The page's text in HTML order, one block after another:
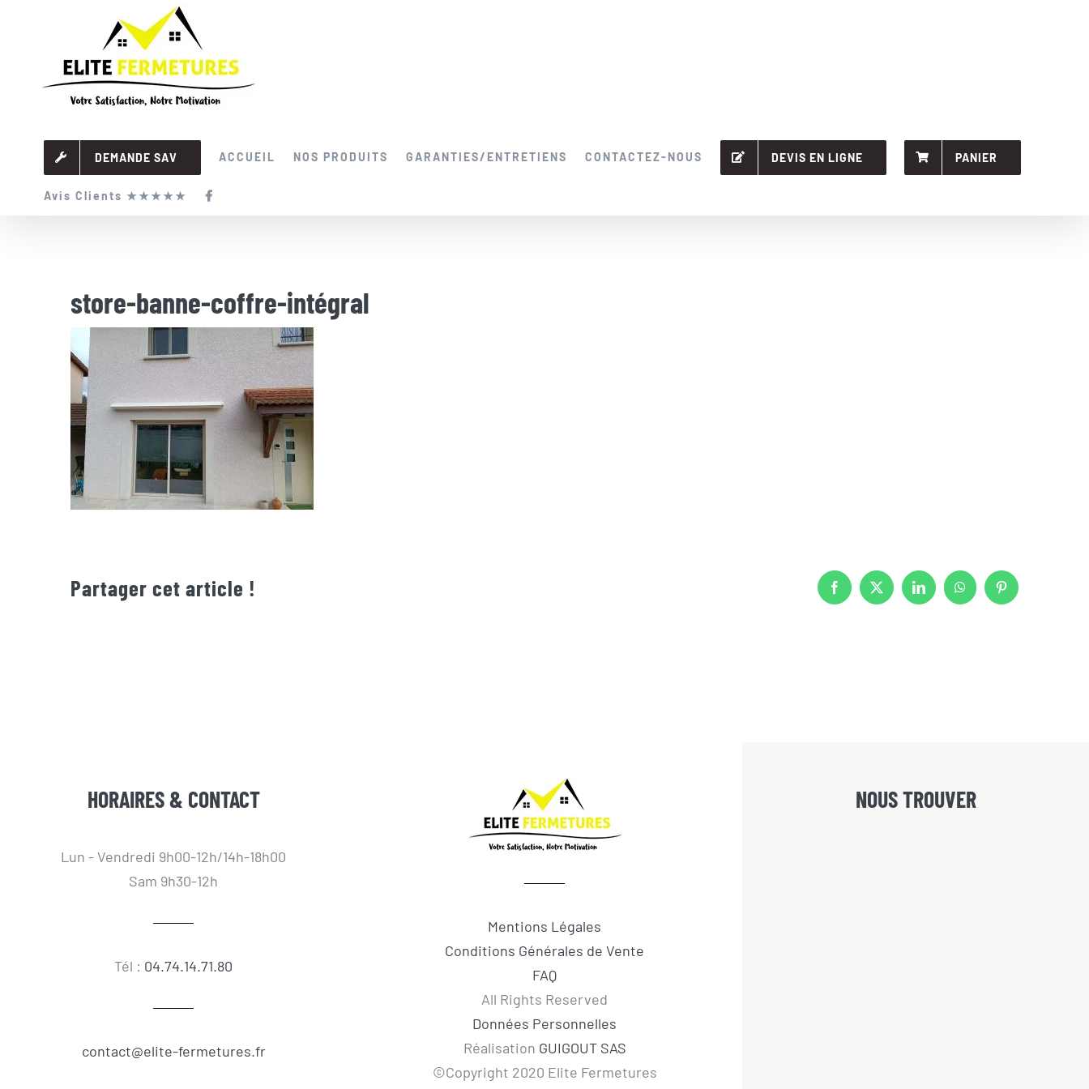
DEMANDE SAV ACCUEIL NOS PRODUITS GARANTIES/ENTRETIENS CONTACTEZ-NOUS DEVIS EN LIGNE PANIER
Avis Clients ★★★★★
store-banne-coffre-intégral
Partager cet article ! Facebook
X LinkedInWhatsAppPinterest
HORAIRES & CONTACT
Lun - Vendredi 9h00-12h/14h-18h00
Sam 9h30-12h
Tél : 04.74.14.71.80
contact@elite-fermetures.fr
Mentions Légales
Conditions Générales de Vente
FAQ
All Rights Reserved
Données Personnelles
Réalisation GUIGOUT SAS
©Copyright 2020 Elite Fermetures
NOUS TROUVER